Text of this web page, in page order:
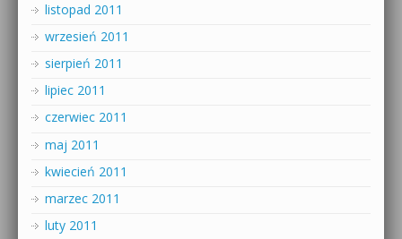
listopad 2011
wrzesień 2011
sierpień 2011
lipiec 2011
czerwiec 2011
maj 2011
kwiecień 2011
marzec 2011
luty 2011